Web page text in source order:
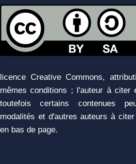
licence Creative Commons,
mêmes conditions ; l'auteur à citer
toutefois certains contenues
modalités et d'autres auteurs à
en bas de page.